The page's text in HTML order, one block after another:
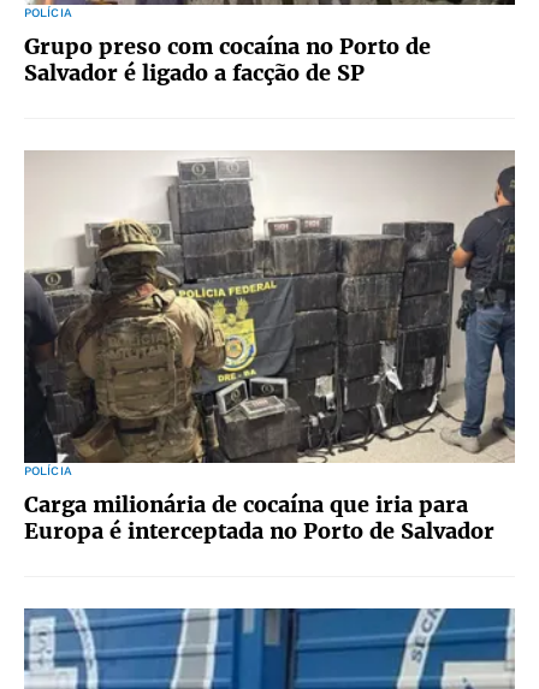
POLÍCIA
Grupo preso com cocaína no Porto de
Salvador é ligado a facção de SP
POLÍCIA
Carga milionária de cocaína que iria para
Europa é interceptada no Porto de Salvador